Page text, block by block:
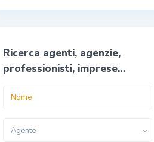
Ricerca agenti, agenzie,
professionisti, imprese…
Agente